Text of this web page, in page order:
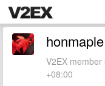
honmaple
V2EX
+08:00